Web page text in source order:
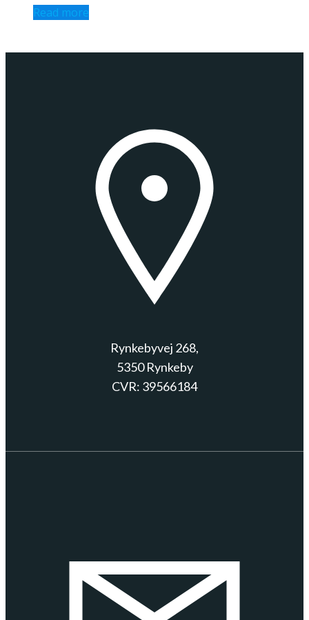
Read more
Rynkebyvej 268,
5350 Rynkeby
CVR: 39566184